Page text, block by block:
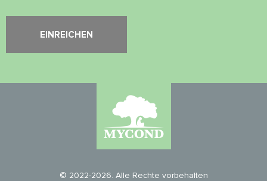
© 2022-2026. Alle Rechte vorbehalten